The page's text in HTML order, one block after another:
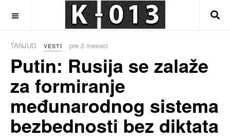
TANJUG VESTI pre 2 meseci
Putin: Rusija se zalaže
za formiranje
međunarodnog sistema
bezbednosti bez diktata